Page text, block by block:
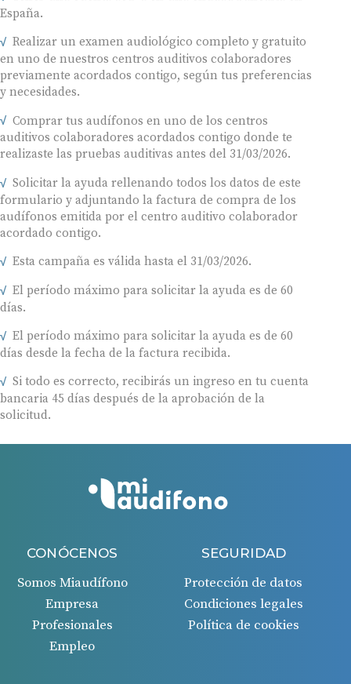
España.
Realizar un examen audiológico completo y gratuito
en uno de nuestros centros auditivos colaboradores
previamente acordados contigo, según tus preferencias
y necesidades.
Comprar tus audífonos en uno de los centros
auditivos colaboradores acordados contigo donde te
realizaste las pruebas auditivas antes del 31/03/2026.
Solicitar la ayuda rellenando todos los datos de este
formulario y adjuntando la factura de compra de los
audífonos emitida por el centro auditivo colaborador
acordado contigo.
Esta campaña es válida hasta el 31/03/2026.
El período máximo para solicitar la ayuda es de 60
días.
El período máximo para solicitar la ayuda es de 60
días desde la fecha de la factura recibida.
Si todo es correcto, recibirás un ingreso en tu cuenta
bancaria 45 días después de la aprobación de la
solicitud.
CONÓCENOS
Somos Miaudífono
Empresa
Profesionales
Empleo
SEGURIDAD
Protección de datos
Condiciones legales
Política de cookies